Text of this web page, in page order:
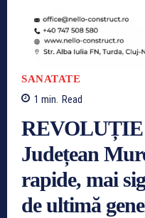
SANATATE
1 min. Read
REVOLUȚIE
Județean
rapide, mai
de ultimă